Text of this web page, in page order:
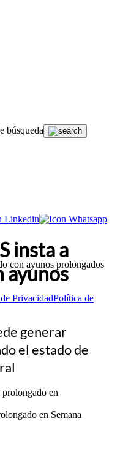
búsqueda
con ayunos prolongados
PrivacidadPolítica de
insta a
ayunos
generar
el estado de
en Semana